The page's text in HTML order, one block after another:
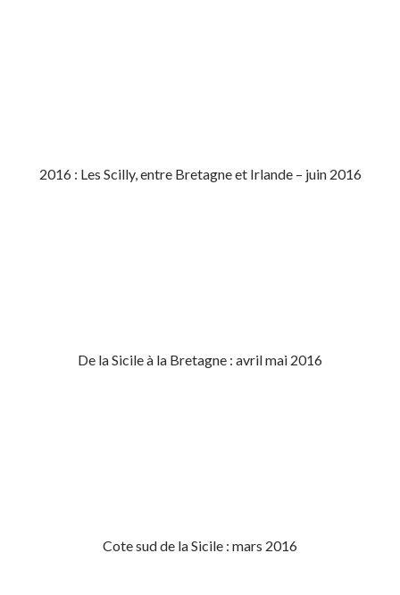
2016 : Les Scilly, entre Bretagne et Irlande – juin 2016
De la Sicile à la Bretagne : avril mai 2016
Cote sud de la Sicile : mars 2016